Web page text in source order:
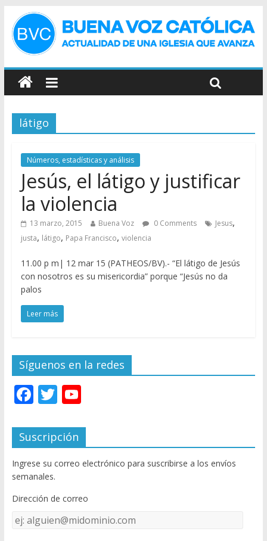
látigo
Números, estadísticas y análisis
Jesús, el látigo y justificar
la violencia
13 marzo, 2015 Buena Voz 0 Comments Jesus,
justa, látigo, Papa Francisco, violencia
11.00 p m| 12 mar 15 (PATHEOS/BV).- “El látigo de Jesús
con nosotros es su misericordia” porque “Jesús no da
palos
Leer más
Síguenos en la redes
F
e
b
o
o
k
T
itt
er
Y
u
T
u
e
C
Suscripción
Ingrese su correo electrónico para suscribirse a los envíos
semanales.
Dirección de correo
Dirección
de